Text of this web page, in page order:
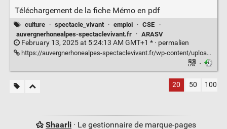
Téléchargement de la fiche Mémo en pdf
culture · spectacle_vivant · emploi · CSE
·
auvergnerhonealpes-spectaclevivant.fr
· ARASV
February 13, 2025 at 5:24:13 AM GMT+1 * · permalien
https://auvergnerhonealpes-spectaclevivant.fr/wp-content/uploads/2023/09/FM_Membres-CSE_Version-2025.pdf
·
20 50 100
Shaarli· Le gestionnaire de marque-pages